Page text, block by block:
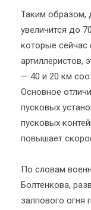
Таким образом,
увеличится до
которые сейчас
артиллеристов,
— 40 и 20 км
Основное
пусковых
пусковых
повышает
По словам
Болтенкова,
залпового огня